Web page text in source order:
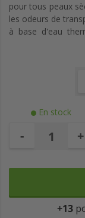
pour tous peaux
les odeurs de
à base d'eau
ou un rasage, il
En stock
- +
+13